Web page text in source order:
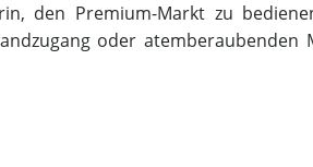
den Premium-Markt zu
oder atemberaubenden